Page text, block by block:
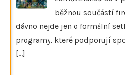
běžnou součástí
dávno nejde jen o formální
programy, které podporují
[...]